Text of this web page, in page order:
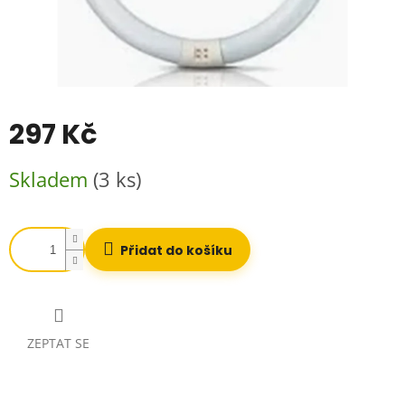
297 Kč
cena:
Skladem (3 ks)
Přidat do košíku
ZEPTAT SE